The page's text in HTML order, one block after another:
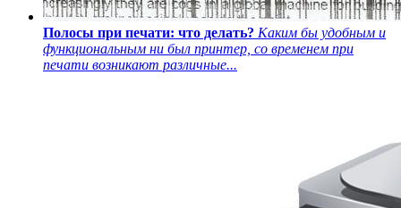
Полосы при печати: что делать? Каким бы удобным и
функциональным ни был принтер, со временем при
печати возникают различные...